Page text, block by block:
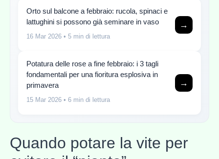
Orto sul balcone a febbraio: rucola, spinaci e
lattughini si possono già seminare in vaso
16 Mar 2026 • 5 min di lettura
→
Potatura delle rose a fine febbraio: i 3 tagli
fondamentali per una fioritura esplosiva in
primavera
15 Mar 2026 • 6 min di lettura
→
Quando potare la vite per